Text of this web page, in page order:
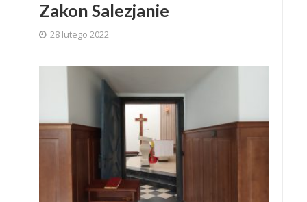
Zakon Salezjanie
28 lutego 2022